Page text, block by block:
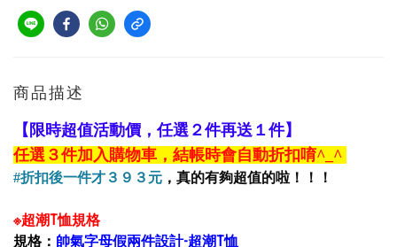
商品描述
【限時超值活動價，任選２件再送１件】
任選３件加入購物車，結帳時會自動折扣唷^_^
#折扣後一件才３９３元 ，真的有夠超值的啦！！！
※超潮T恤規格
規格： 帥氣字母假兩件設計-超潮T恤